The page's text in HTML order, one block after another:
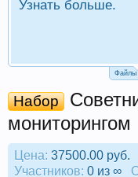
Узнать больше.
Файлы
Набор
Цена: 37500.00 руб.
Участников: 0 из ∞